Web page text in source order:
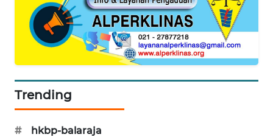
Trending
#
hkbp-balaraja
KEPULAUAN
SERIBU
WN
TANGERANG
WN
BINJAI